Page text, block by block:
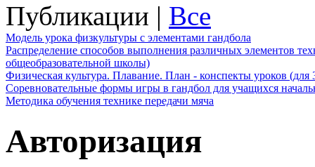
Публикации | Все
Модель урока физкультуры с элементами гандбола
Распределение способов выполнения различных элементов
общеобразовательной школы)
Физическая культура. Плавание. План - конспекты уроков (для
Соревновательные формы игры в гандбол для учащихся
Методика обучения технике передачи мяча
Авторизация